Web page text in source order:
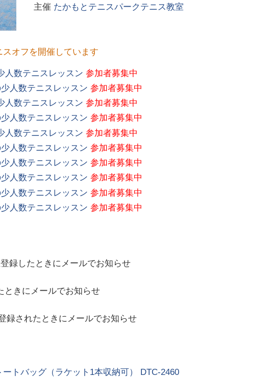
主催 たかもとテニスパークテニス教室
オフを開催しています
人数テニスレッスン 参加者募集中
人数テニスレッスン 参加者募集中
人数テニスレッスン 参加者募集中
人数テニスレッスン 参加者募集中
人数テニスレッスン 参加者募集中
人数テニスレッスン 参加者募集中
人数テニスレッスン 参加者募集中
人数テニスレッスン 参加者募集中
人数テニスレッスン 参加者募集中
人数テニスレッスン 参加者募集中
録したときにメールでお知らせ
ときにメールでお知らせ
録されたときにメールでお知らせ
トバッグ（ラケット1本収納可） DTC-2460